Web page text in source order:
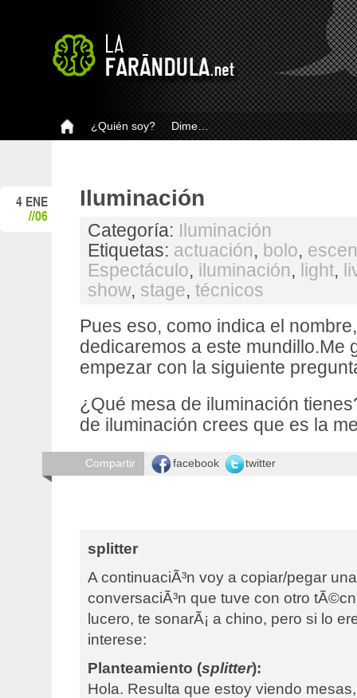
¿Quién soy? Dime…
4 ENE
//06
Iluminación
Categoría: Iluminación
Etiquetas: actuación, bolo,
Espectáculo, iluminación, light,
show, stage, técnicos
Pues eso, como indica el
dedicaremos a este mundillo.Me
empezar con la siguiente
¿Qué mesa de iluminación
de iluminación crees que es la
Compartir facebook twitter
splitter
A continuaciÃ³n voy a copiar/pegar
conversaciÃ³n que tuve con otro
lucero, te sonarÃ¡ a chino, pero si lo
interese:
Planteamiento (splitter):
Hola. Resulta que estoy viendo